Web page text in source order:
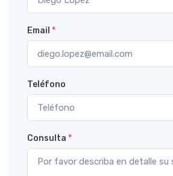
Email *
Teléfono
Consulta *